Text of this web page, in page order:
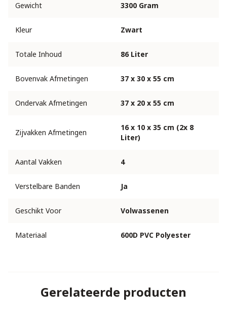
Gewicht 3300 Gram
Kleur Zwart
Totale Inhoud 86 Liter
Bovenvak Afmetingen 37 x 30 x 55 cm
Ondervak Afmetingen 37 x 20 x 55 cm
Zijvakken Afmetingen
16 x 10 x 35 cm (2x 8
Liter)
Aantal Vakken 4
Verstelbare Banden Ja
Geschikt Voor Volwassenen
Materiaal 600D PVC Polyester
Gerelateerde producten